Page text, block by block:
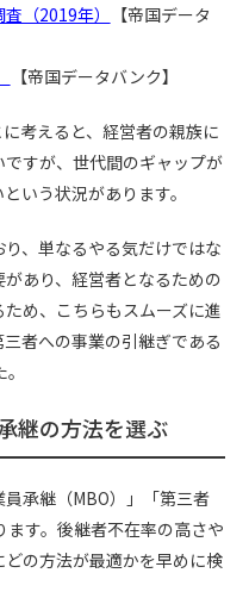
（2019年）
【帝国データ
【帝国データバンク】
考えると、経営者の親族に
すが、世代間のギャップが
いう状況があります。
、単なるやる気だけではな
あり、経営者となるための
め、こちらもスムーズに進
者への事業の引継ぎである
継の方法を選ぶ
承継（MBO）」「第三者
す。後継者不在率の高さや
の方法が最適かを早めに検